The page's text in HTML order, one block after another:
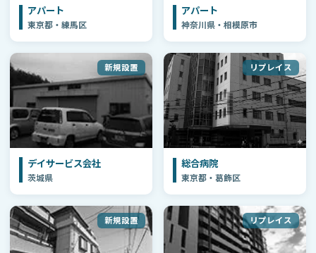
アパート
東京都・練馬区
アパート
神奈川県・相模原市
新規設置
デイサービス会社
茨城県
リプレイス
総合病院
東京都・葛飾区
新規設置 リプレイス